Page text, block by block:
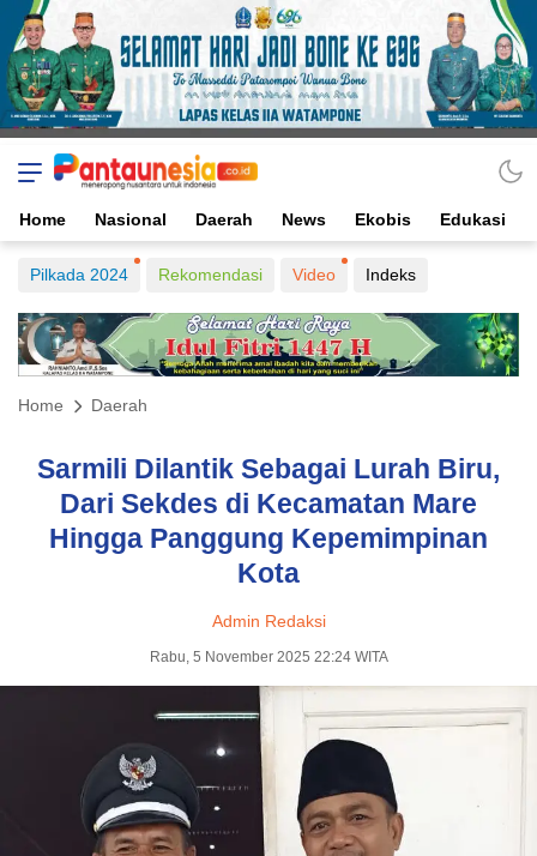
Home Nasional Daerah News Ekobis Edukasi
Pilkada 2024 Rekomendasi Video Indeks
Home Daerah
Sarmili Dilantik Sebagai Lurah Biru,
Dari Sekdes di Kecamatan Mare
Hingga Panggung Kepemimpinan
Kota
Admin Redaksi
Rabu, 5 November 2025 22:24 WITA